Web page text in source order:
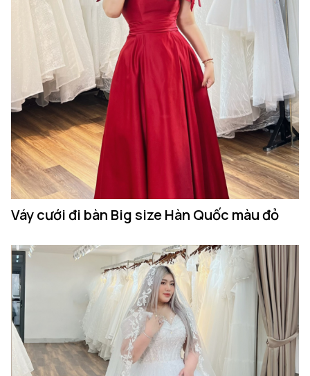
Váy cưới đi bàn Big size Hàn Quốc màu đỏ